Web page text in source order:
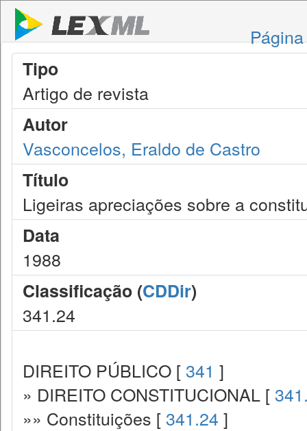
Tipo
Artigo de revista
Autor
Vasconcelos, Eraldo de Castro
Título
Ligeiras apreciações sobre a
Data
1988
Classificação (CDDir)
341.24
DIREITO PÚBLICO [ 341 ]
» DIREITO CONSTITUCIONAL [
»» Constituições [ 341.24 ]